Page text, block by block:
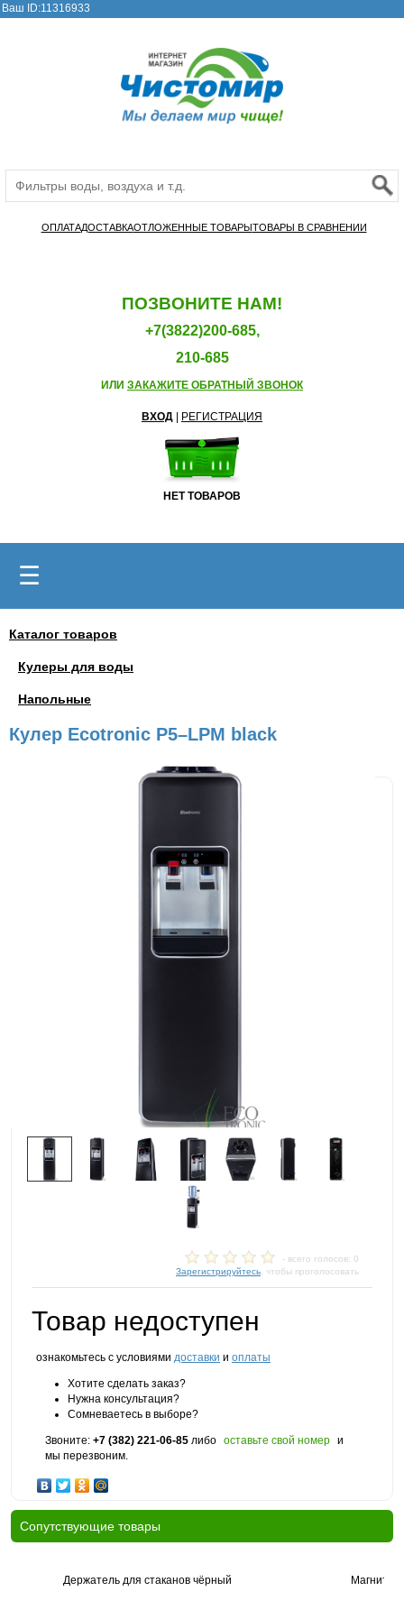
Ваш ID:11316933
ОПЛАТАДОСТАВКАОТЛОЖЕННЫЕ ТОВАРЫТОВАРЫ В СРАВНЕНИИ
ПОЗВОНИТЕ НАМ!
+7(3822)200-685,
210-685
ИЛИ ЗАКАЖИТЕ ОБРАТНЫЙ ЗВОНОК
ВХОД РЕГИСТРАЦИЯ
НЕТ ТОВАРОВ
☰
Каталог товаров
Кулеры для воды
Напольные
Кулер Ecotronic P5–LPM black
- всего голосов: 0
Зарегистрируйтесь , чтобы проголосовать
Товар недоступен
ознакомьтесь с условиями доставки и оплаты
Хотите сделать заказ?
Нужна консультация?
Сомневаетесь в выборе?
Звоните: +7 (382) 221-06-85 либо оставьте свой номер и
мы перезвоним.
Cопутствующие товары
Держатель для стаканов чёрный